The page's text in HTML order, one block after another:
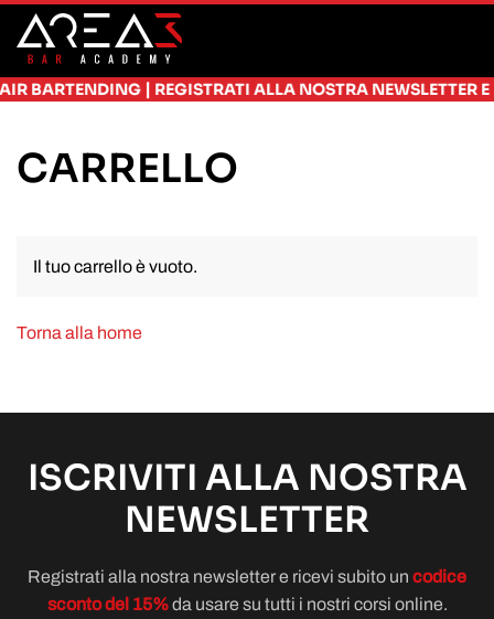
Skip to main content
BARTENDING|REGISTRATI ALLA NOSTRA NEWSLETTER E
CARRELLO
Il tuo carrello è vuoto.
Torna alla home
ISCRIVITI ALLA NOSTRA
NEWSLETTER
Registrati alla nostra newsletter e ricevi subito un codice
sconto del 15%da usare su tutti i nostri corsi online.